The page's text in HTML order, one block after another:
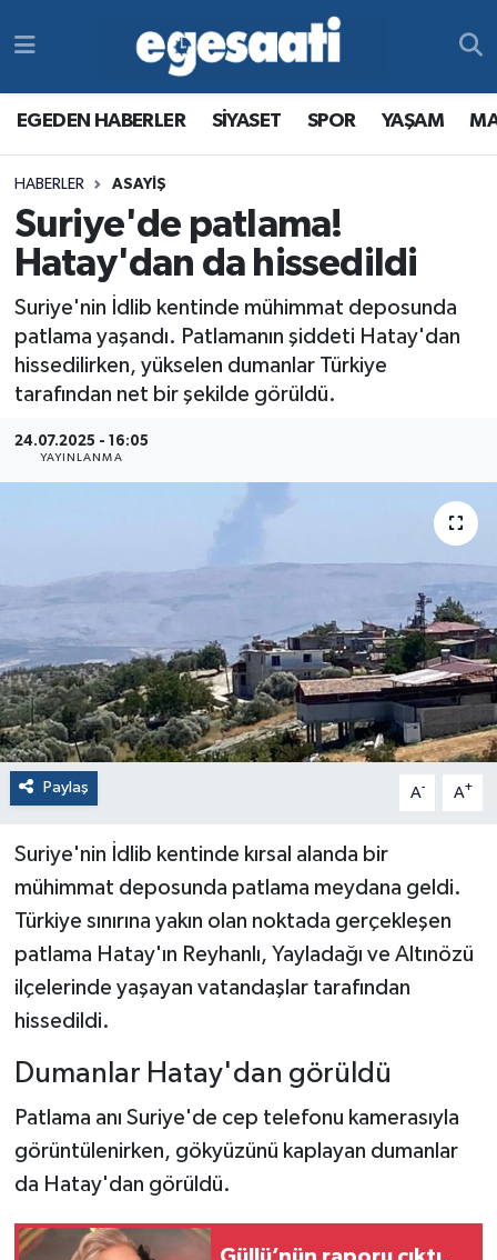
EGEDEN HABERLER SİYASET SPOR YAŞAM
HABERLER ASAYİŞ
Suriye'de patlama!
Hatay'dan da hissedildi
Suriye'nin İdlib kentinde mühimmat deposunda
patlama yaşandı. Patlamanın şiddeti Hatay'dan
hissedilirken, yükselen dumanlar Türkiye
tarafından net bir şekilde görüldü.
24.07.2025 - 16:05
YAYINLANMA
Paylaş A- A+
Suriye'nin İdlib kentinde kırsal alanda bir
mühimmat deposunda patlama meydana geldi.
Türkiye sınırına yakın olan noktada gerçekleşen
patlama Hatay'ın Reyhanlı, Yayladağı ve Altınözü
ilçelerinde yaşayan vatandaşlar tarafından
hissedildi.
Dumanlar Hatay'dan görüldü
Patlama anı Suriye'de cep telefonu kamerasıyla
görüntülenirken, gökyüzünü kaplayan dumanlar
da Hatay'dan görüldü.
MAGAZİN
RESMİ REKLAMLAR
YAŞAM
MAGAZİN
RESMİ REKLAMLAR
Süper Lig Puan Durumu ve Fikstür
Tüm Manşetler
Son Dakika Haberleri
Haber Arşivi